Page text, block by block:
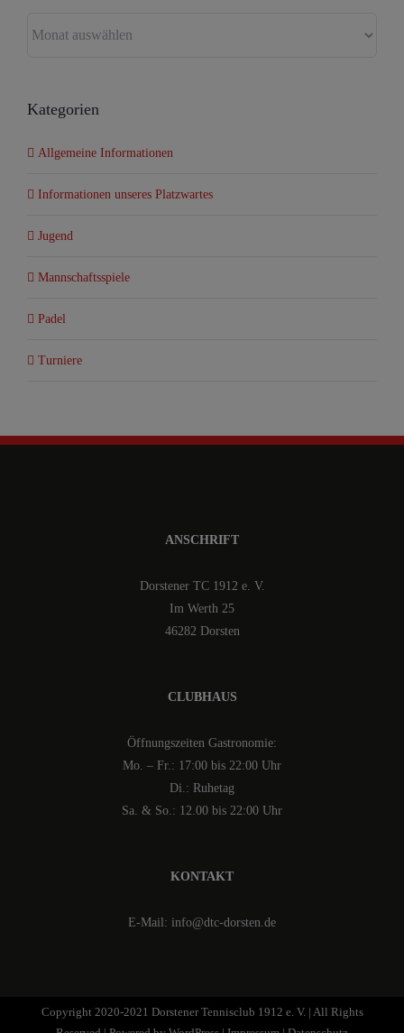
Kategorien
Allgemeine Informationen
Informationen unseres Platzwartes
Jugend
Mannschaftsspiele
Padel
Turniere
ANSCHRIFT
Dorstener TC 1912 e. V.
Im Werth 25
46282 Dorsten
CLUBHAUS
Öffnungszeiten Gastronomie:
Mo. – Fr.: 17:00 bis 22:00 Uhr
Di.: Ruhetag
Sa. & So.: 12.00 bis 22:00 Uhr
KONTAKT
E-Mail: info@dtc-dorsten.de
Copyright 2020-2021 Dorstener Tennisclub 1912 e. V. | All Rights